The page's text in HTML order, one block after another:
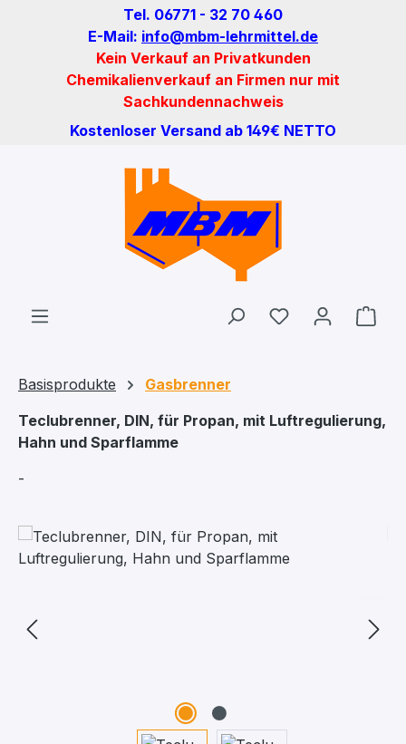
Zum Hauptinhalt springenTel. 06771 - 32 70 460
E-Mail: info@mbm-lehrmittel.de
Kein Verkauf an Privatkunden
Chemikalienverkauf an Firmen nur mit
Sachkundennachweis
Kostenloser Versand ab 149€ NETTO
Du hast 0
Basisprodukte
Gasbrenner
Teclubrenner, DIN, für Propan, mit Luftregulierung,
Hahn und Sparflamme
-
Bildergalerie überspringen